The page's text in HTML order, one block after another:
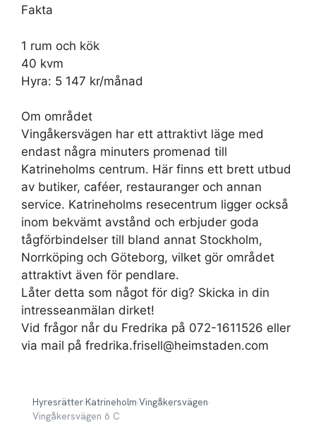
Fakta
1 rum och kök
40 kvm
Hyra: 5 147 kr/månad
Om området
Vingåkersvägen har ett attraktivt läge med
endast några minuters promenad till
Katrineholms centrum. Här finns ett brett utbud
av butiker, caféer, restauranger och annan
service. Katrineholms resecentrum ligger också
inom bekvämt avstånd och erbjuder goda
tågförbindelser till bland annat Stockholm,
Norrköping och Göteborg, vilket gör området
attraktivt även för pendlare.
Låter detta som något för dig? Skicka in din
intresseanmälan dirket!
Vid frågor når du Fredrika på 072-1611526 eller
via mail på fredrika.frisell@heimstaden.com
Hyresrätter›Katrineholm›Vingåkersvägen›
Vingåkersvägen 6 C